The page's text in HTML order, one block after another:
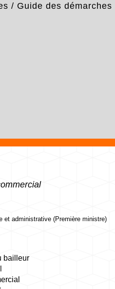
/ Guide des démarches
et administrative (Première ministre)
bailleur